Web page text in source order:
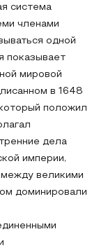
система
членами
одной
показывает
мировой
в 1648
положил
дела
империи,
между великими
доминировали